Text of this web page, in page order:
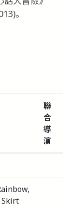
。
聯
合
導
演
Skirt